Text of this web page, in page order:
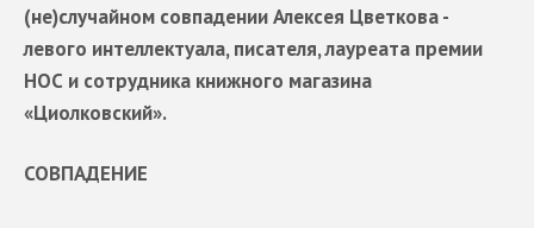
(не)случайном совпадении Алексея Цветкова -
левого интеллектуала, писателя, лауреата премии
НОС и сотрудника книжного магазина
«Циолковский».
СОВПАДЕНИЕ